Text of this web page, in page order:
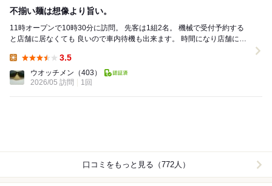
不揃い麺は想像より旨い。
11時オープンで10時30分に訪問。 先客は1組2名。 機械で受付予約する
と店舗に居なくても 良いので車内待機も出来ます。 時間になり店舗に戻
3.5
ウオッチメン （403）
2026/05 訪問
1回
口コミをもっと見る（772人）